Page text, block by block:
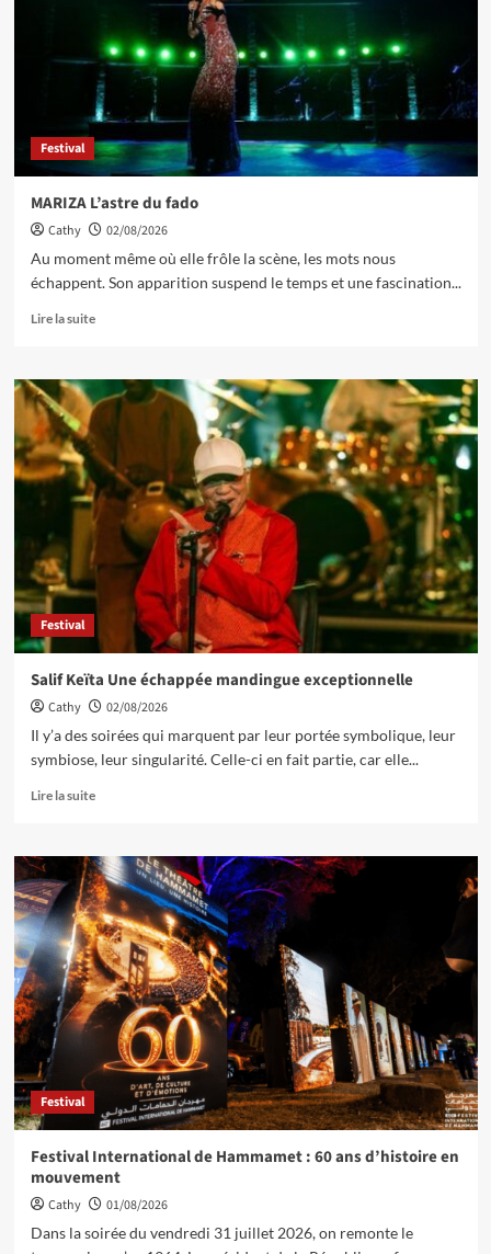
Festival
MARIZA L’astre du fado
Cathy
02/08/2026
Au moment même où elle frôle la scène, les mots nous
échappent. Son apparition suspend le temps et une fascination...
Lire la suite
Festival
Salif Keïta Une échappée mandingue exceptionnelle
Cathy
02/08/2026
Il y’a des soirées qui marquent par leur portée symbolique, leur
symbiose, leur singularité. Celle-ci en fait partie, car elle...
Lire la suite
Festival
Festival International de Hammamet : 60 ans d’histoire en
mouvement
Cathy
01/08/2026
Dans la soirée du vendredi 31 juillet 2026, on remonte le